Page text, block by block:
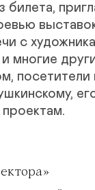
билета,
с
многие
посетители